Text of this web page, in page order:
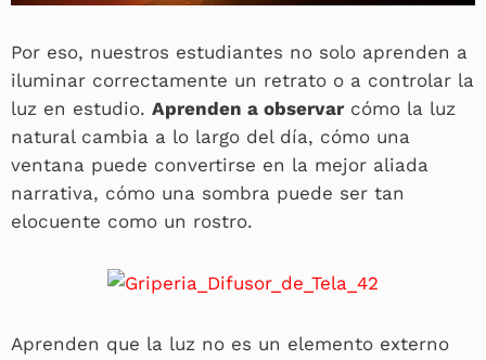
Por eso, nuestros estudiantes no solo aprenden a
iluminar correctamente un retrato o a controlar la
luz en estudio. Aprenden a observar cómo la luz
natural cambia a lo largo del día, cómo una
ventana puede convertirse en la mejor aliada
narrativa, cómo una sombra puede ser tan
elocuente como un rostro.
Aprenden que la luz no es un elemento externo